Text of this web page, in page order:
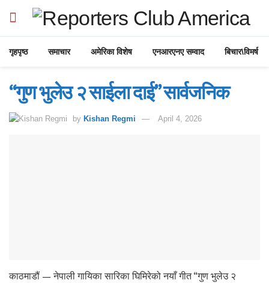
गृहपृष्ठ समाचार अमेरिका विशेष एनआरएनए सम्वाद बिचार\विमर्ष
“गुण भुलेउ २ साईला दाई” सार्वजनिक
by Kishan Regmi April 4, 2026
काठमाडौं — नेपाली गायिका सारिका घिमिरेको नयाँ गीत “गुण भुलेउ २